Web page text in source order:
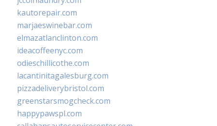
kautorepair.com
marjaeswinebar.com
elmazatlanclinton.com
ideacoffeenyc.com
odieschillicothe.com
lacantinitagalesburg.com
pizzadeliverybristol.com
greenstarsmogcheck.com
happypawspl.com